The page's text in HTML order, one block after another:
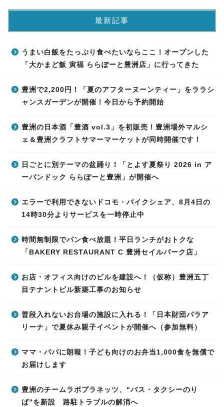
最新記事
うまい白飯をたっぷり食べたいならここ！オープンした
「大かまど飯 寅福 ららぽーと豊洲店」に行ってきた
豊洲で2,200円！「夏のアフターヌーンティー」をララシ
ャンスガーデンが開催！今日から予約開始
豊洲の日本酒「豊酒 vol.3」を初販売！豊洲場外マルシ
ェ＆豊洲クラフトサマーマーケットが同時開催です！
日ごとに別テーマの盆踊り！「とよす夏祭り 2026 in ア
ーバンドック ららぽーと豊洲」が開催へ
エラーで利用できないドコモ・バイクシェア、8月4日の
14時30分よりサービスを一時停止中
時間無制限でパン食べ放題！平日ランチがおトクな
「BAKERY RESTAURANT C 豊洲セイルパーク店」
お店・オフィス向けのビルを建設へ！（仮称）豊洲五丁
目テナントビル新築工事のお知らせ
普段入れないお台場の施設に入れる！「日本財団パラア
リーナ」で夏休み親子イベントが開催へ（参加無料）
ママ・パパに朗報！子ども向けのお弁当1,000食を無償で
お届けします
豊洲のチームラボプラネッツ、“バス・タクシーのり
ば”を新設 路駐トラブルの解消へ